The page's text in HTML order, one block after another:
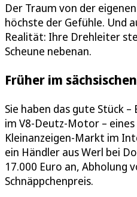
Der Traum von der
höchste der Gefühle. Und
Realität: Ihre Drehleiter
Scheune nebenan.
Früher im
Sie haben das gute Stück
im V8-Deutz-Motor – eines
Kleinanzeigen-Markt im
ein Händler aus Werl bei
17.000 Euro an, Abholung
Schnäppchenpreis.